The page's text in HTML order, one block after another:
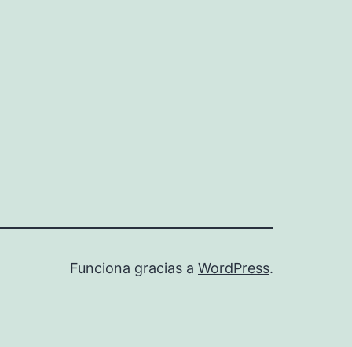
Funciona gracias a WordPress.